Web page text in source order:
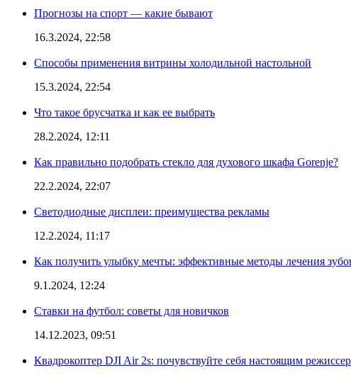
Прогнозы на спорт — какие бывают
16.3.2024, 22:58
Способы применения витрины холодильной настольной
15.3.2024, 22:54
Что такое брусчатка и как ее выбрать
28.2.2024, 12:11
Как правильно подобрать стекло для духового шкафа Gorenje?
22.2.2024, 22:07
Светодиодные дисплеи: преимущества рекламы
12.2.2024, 11:17
Как получить улыбку мечты: эффективные методы лечения
9.1.2024, 12:24
Ставки на футбол: советы для новичков
14.12.2023, 09:51
Квадрокоптер DJI Air 2s: почувствуйте себя настоящим